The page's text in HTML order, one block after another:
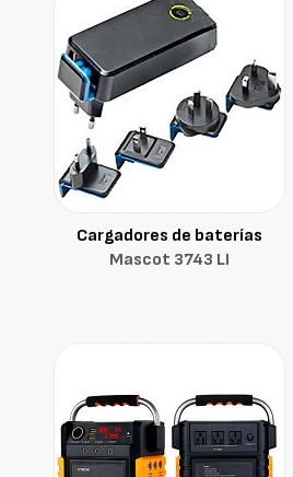
Cargadores de baterías
Mascot 3743 LI